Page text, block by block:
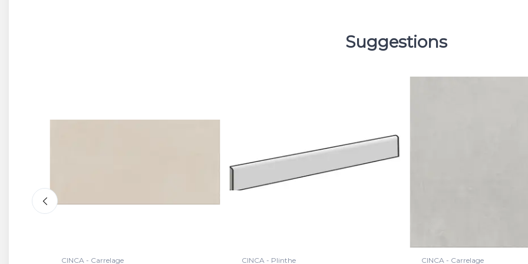
Suggestions
CINCA - Plinthe CINCA - Carrelage CINCA - Carrelage